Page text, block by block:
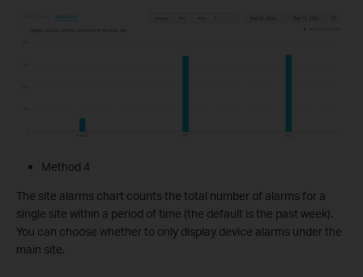
Method 4
The site alarms chart counts the total number of alarms for a
single site within a period of time (the default is the past week).
You can choose whether to only display device alarms under the
main site.